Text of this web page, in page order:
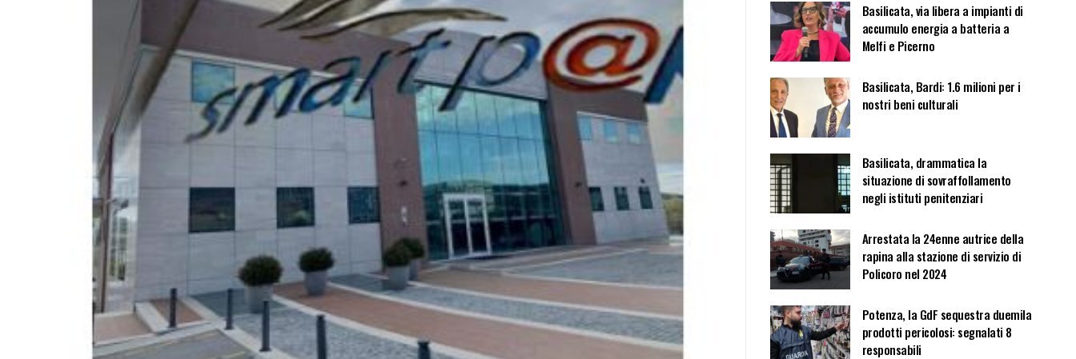
Basilicata, via libera a impianti di
accumulo energia a batteria a
Melfi e Picerno
Basilicata, Bardi: 1.6 milioni per i
nostri beni culturali
Basilicata, drammatica la
situazione di sovraffollamento
negli istituti penitenziari
Arrestata la 24enne autrice della
rapina alla stazione di servizio di
Policoro nel 2024
Potenza, la GdF sequestra duemila
prodotti pericolosi: segnalati 8
responsabili